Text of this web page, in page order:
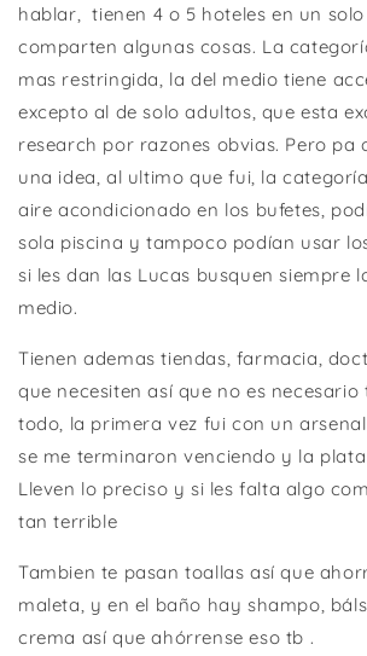
hablar,
tienen 4 o 5 hoteles en un
comparten algunas cosas. La
mas restringida, la del medio tiene
excepto al de solo adultos, que esta
research por razones obvias. Pero pa
una idea, al ultimo que fui, la
aire acondicionado en los bufetes,
sola piscina y tampoco podían usar
si les dan las Lucas busquen siempre
medio.
Tienen ademas tiendas, farmacia,
que necesiten así que no es
todo, la primera vez fui con un
se me terminaron venciendo y la
Lleven lo preciso y si les falta algo
tan terrible
Tambien te pasan toallas así que
maleta, y en el baño hay shampo,
crema así que ahórrense eso tb .